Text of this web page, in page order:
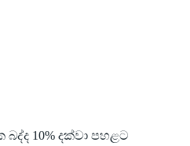
10% දක්වා පහ­ළට